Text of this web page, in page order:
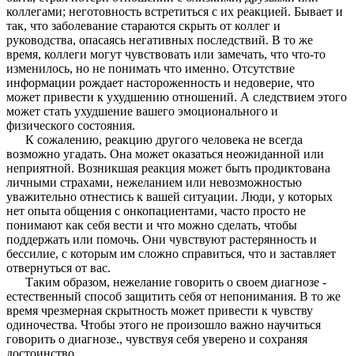
коллегами; неготовность встретиться с их реакцией. Бывает и
так, что заболевание стараются скрыть от коллег и
руководства, опасаясь негативных последствий. В то же
время, коллеги могут чувствовать или замечать, что что-то
изменилось, но не понимать что именно. Отсутствие
информации рождает настороженность и недоверие, что
может привести к ухудшению отношений. А следствием этого
может стать ухудшение вашего эмоционального и
физического состояния.
К сожалению, реакцию другого человека не всегда
возможно угадать. Она может оказаться неожиданной или
неприятной. Возникшая реакция может быть продиктована
личными страхами, нежеланием или невозможностью
уважительно отнестись к вашей ситуации. Люди, у которых
нет опыта общения с онкопациентами, часто просто не
понимают как себя вести и что можно сделать, чтобы
поддержать или помочь. Они чувствуют растерянность и
бессилие, с которым им сложно справиться, что и заставляет
отвернуться от вас.
Таким образом, нежелание говорить о своем диагнозе -
естественный способ защитить себя от непонимания. В то же
время чрезмерная скрытность может привести к чувству
одиночества. Чтобы этого не произошло важно научиться
говорить о диагнозе., чувствуя себя уверено и сохраняя
достоинство.